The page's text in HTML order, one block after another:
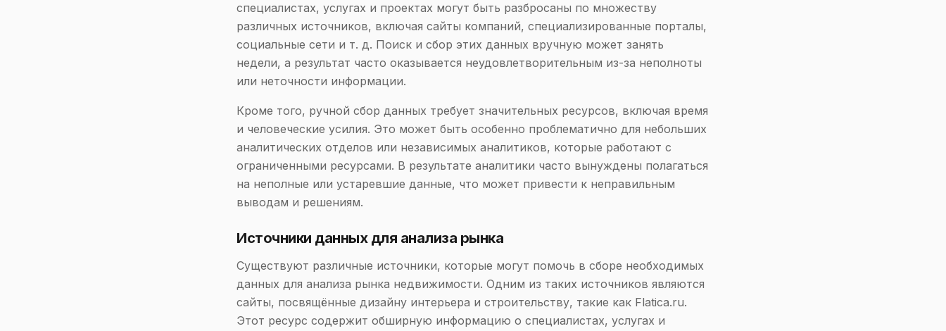
специалистах, услугах и проектах могут быть разбросаны по множеству
различных источников, включая сайты компаний, специализированные порталы,
социальные сети и т. д. Поиск и сбор этих данных вручную может занять
недели, а результат часто оказывается неудовлетворительным из-за неполноты
или неточности информации.
Кроме того, ручной сбор данных требует значительных ресурсов, включая время
и человеческие усилия. Это может быть особенно проблематично для небольших
аналитических отделов или независимых аналитиков, которые работают с
ограниченными ресурсами. В результате аналитики часто вынуждены полагаться
на неполные или устаревшие данные, что может привести к неправильным
выводам и решениям.
Источники данных для анализа рынка
Существуют различные источники, которые могут помочь в сборе необходимых
данных для анализа рынка недвижимости. Одним из таких источников являются
сайты, посвящённые дизайну интерьера и строительству, такие как Flatica.ru.
Этот ресурс содержит обширную информацию о специалистах, услугах и